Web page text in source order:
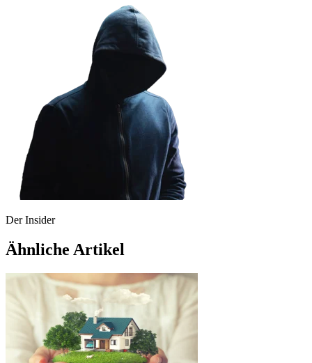
Der Insider
Ähnliche Artikel